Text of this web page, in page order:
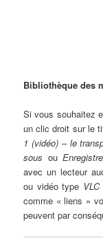
Bibliothèque des
Si vous souhaitez
un clic droit sur le
1 (vidéo) – le
sous ou
avec un lecteur
ou vidéo type VLC
comme « liens »
peuvent par